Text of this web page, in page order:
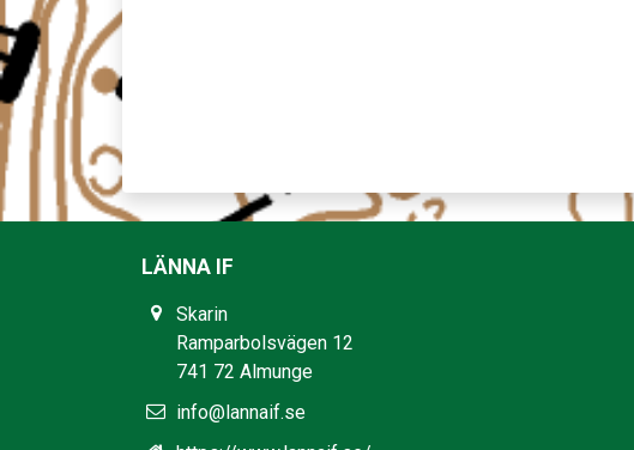
LÄNNA IF
Skarin
Ramparbolsvägen 12
741 72 Almunge
info@lannaif.se